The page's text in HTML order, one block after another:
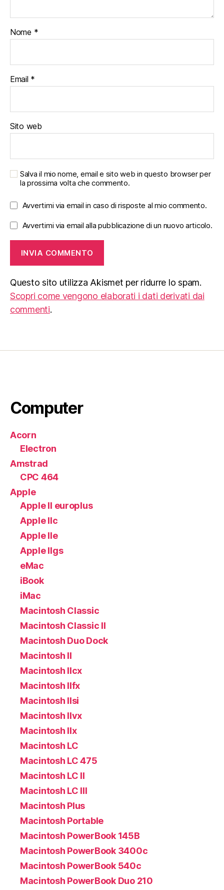
Nome *
Email *
Sito web
Salva il mio nome, email e sito web in questo browser per
la prossima volta che commento.
Avvertimi via email in caso di risposte al mio commento.
Avvertimi via email alla pubblicazione di un nuovo articolo.
Questo sito utilizza Akismet per ridurre lo spam.
Scopri come vengono elaborati i dati derivati dai
commenti.
Computer
Acorn
Electron
Amstrad
CPC 464
Apple
Apple II europlus
Apple IIc
Apple IIe
Apple IIgs
eMac
iBook
iMac
Macintosh Classic
Macintosh Classic II
Macintosh Duo Dock
Macintosh II
Macintosh IIcx
Macintosh IIfx
Macintosh IIsi
Macintosh IIvx
Macintosh IIx
Macintosh LC
Macintosh LC 475
Macintosh LC II
Macintosh LC III
Macintosh Plus
Macintosh Portable
Macintosh PowerBook 145B
Macintosh PowerBook 3400c
Macintosh PowerBook 540c
Macintosh PowerBook Duo 210